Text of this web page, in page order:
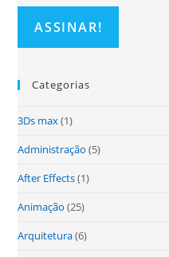
Categorias
3Ds max(1)
Administração (5)
After Effects(1)
Animação (25)
Arquitetura(6)